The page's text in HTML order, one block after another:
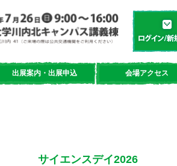
学都「仙台・宮
出展案内・出展申込 会場アクセス
サイエンスデイ2026